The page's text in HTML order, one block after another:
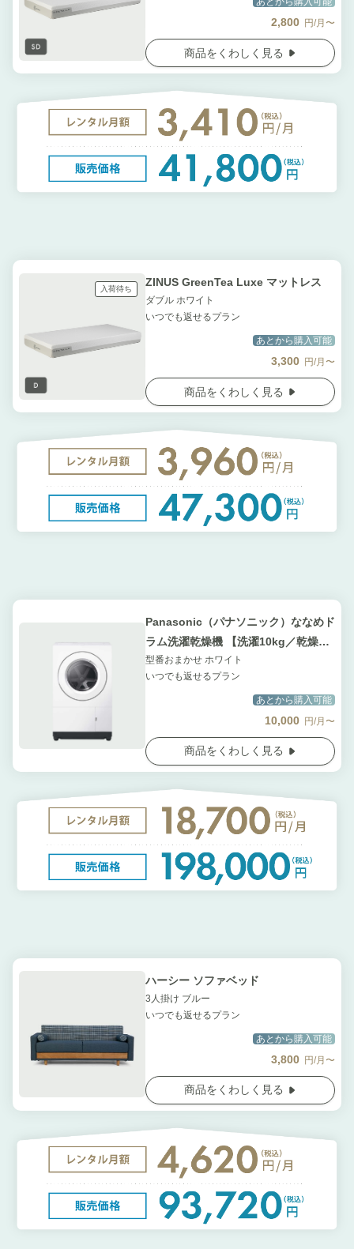
2,800 円/月〜
商品をくわしく見る
入荷待ち ZINUS GreenTea Luxe マットレス
ダブル ホワイト
いつでも返せるプラン
あとから購入可能
3,300 円/月〜
商品をくわしく見る
Panasonic（パナソニック）ななめド
ラム洗濯乾燥機 【洗濯10kg／乾燥
5kg】Utype スマート&コンパクトモ
デル
型番おまかせ ホワイト
いつでも返せるプラン
あとから購入可能
10,000 円/月〜
商品をくわしく見る
ハーシー ソファベッド
3人掛け ブルー
いつでも返せるプラン
あとから購入可能
3,800 円/月〜
商品をくわしく見る